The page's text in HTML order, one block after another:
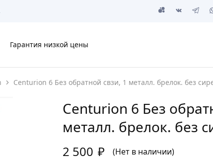
Гарантия низкой цены
Centurion 6 Без обратной свзи, 1 металл. брелок. без
Centurion 6 Без
металл. брелок. без
2 500 ₽ (Нет в наличии)